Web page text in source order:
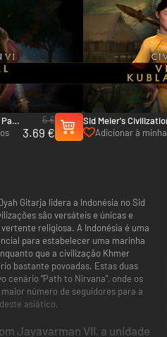
5 €
3.69 €
Sid Meier's
Kublai Khan Pack -
Adicionar à
Gitarja lidera a Indonésia no Sid
são versáteis e únicas e
religiosa. A Indonésia é uma
para estabelecer uma marinha
que a civilização Khmer
bastante povoadas. Estas duas
cenário “Path to Nirvana”, onde os
número de seguidores para a
asiático.
Jayavarman VII, a unidade